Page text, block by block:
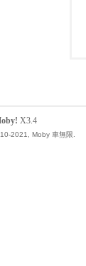
X3.4
2021, Moby 車無限.